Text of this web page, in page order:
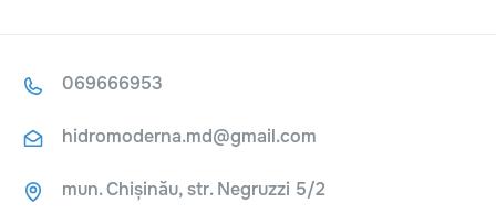
069666953
hidromoderna.md@gmail.com
mun. Chișinău, str. Negruzzi 5/2